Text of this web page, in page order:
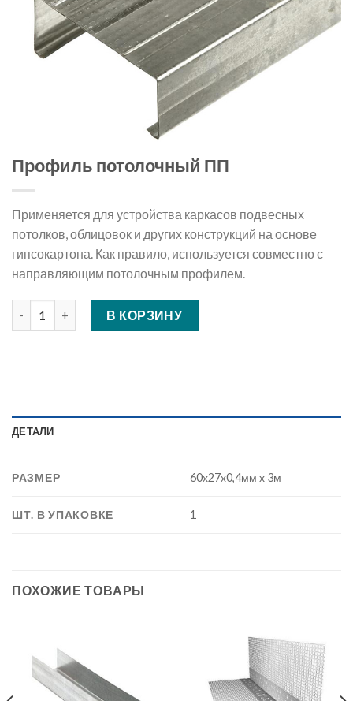
Профиль потолочный ПП
Применяется для устройства каркасов подвесных
потолков, облицовок и других конструкций на основе
гипсокартона. Как правило, используется совместно с
направляющим потолочным профилем.
Количество Профиль потолочный ПП
В КОРЗИНУ
ДЕТАЛИ
РАЗМЕР 60х27х0,4мм х 3м
ШТ. В УПАКОВКЕ 1
ПОХОЖИЕ ТОВАРЫ